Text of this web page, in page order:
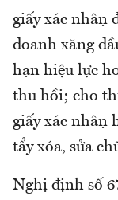
giấy xác nhận
doanh xăng
hạn hiệu lực
thu hồi; cho
giấy xác nhận
tẩy xóa, sửa
Nghị định số